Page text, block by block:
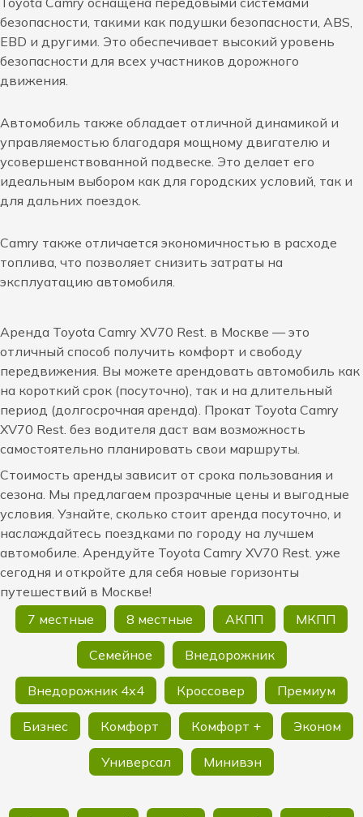
безопасности, такими как подушки безопасности, ABS,
EBD и другими. Это обеспечивает высокий уровень
безопасности для всех участников дорожного
движения.
Автомобиль также обладает отличной динамикой и
управляемостью благодаря мощному двигателю и
усовершенствованной подвеске. Это делает его
идеальным выбором как для городских условий, так и
для дальних поездок.
Camry также отличается экономичностью в расходе
топлива, что позволяет снизить затраты на
эксплуатацию автомобиля.
Аренда Toyota Camry XV70 Rest. в Москве — это
отличный способ получить комфорт и свободу
передвижения. Вы можете арендовать автомобиль как
на короткий срок (посуточно), так и на длительный
период (долгосрочная аренда). Прокат Toyota Camry
XV70 Rest. без водителя даст вам возможность
самостоятельно планировать свои маршруты.
Стоимость аренды зависит от срока пользования и
сезона. Мы предлагаем прозрачные цены и выгодные
условия. Узнайте, сколько стоит аренда посуточно, и
наслаждайтесь поездками по городу на лучшем
автомобиле. Арендуйте Toyota Camry XV70 Rest. уже
сегодня и откройте для себя новые горизонты
путешествий в Москве!
7 местные
8 местные АКПП МКПП
Семейное Внедорожник
Внедорожник 4х4 Кроссовер Премиум
Бизнес Комфорт Комфорт + Эконом
Универсал Минивэн